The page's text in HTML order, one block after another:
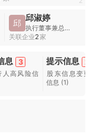
邱 邱淑婷
执行董事兼总经理
关联企业2家
息 3
人高风险信
提示信息 2
股东信息变
信息 (1)